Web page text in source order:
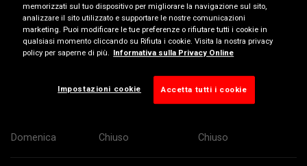
Lunedì 08:30-12:30
14:45-18:30
Martedì
08:30-12:30
14:45-18:30
Mercoledì
08:30-12:30
14:45-18:30
14:45-18:30
08:30-12:30
Domenica
Chiuso Chiuso
memorizzati sul tuo dispositivo per migliorare la navigazione sul sito,
analizzare il sito utilizzato e supportare le nostre comunicazioni
marketing. Puoi modificare le tue preferenze o rifiutare tutti i cookie in
qualsiasi momento cliccando su Rifiuta i cookie. Visita la nostra privacy
policy per saperne di più. Informativa sulla Privacy Online
Impostazioni cookie Accetta tutti i cookie